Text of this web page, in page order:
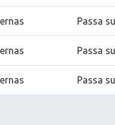
Passa
Passa
Passa